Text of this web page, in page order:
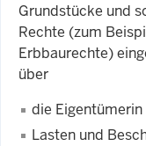
Grundstücke und
Rechte (zum
Erbbaurechte)
über
die
Lasten und